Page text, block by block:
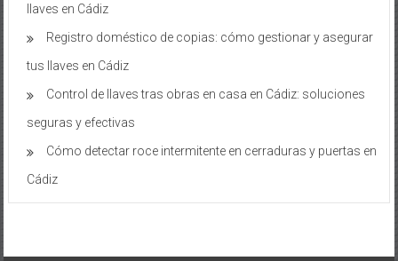
llaves en Cádiz
Registro doméstico de copias: cómo gestionar y asegurar
tus llaves en Cádiz
Control de llaves tras obras en casa en Cádiz: soluciones
seguras y efectivas
Cómo detectar roce intermitente en cerraduras y puertas en
Cádiz